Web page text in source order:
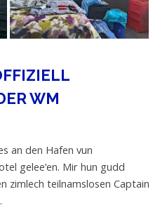
WM
an den Hafen vun
gelee’en. Mir hun gudd
zimlech teilnamslosen Captain